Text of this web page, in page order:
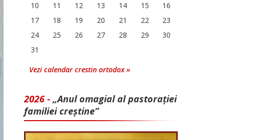
10
11 12 13 14 15
16
17
18 19 20 21 22
23
24
25 26 27 28 29
30
31
Vezi calendar crestin ortodox »
2026 - „Anul omagial al pastorației
familiei creștine”